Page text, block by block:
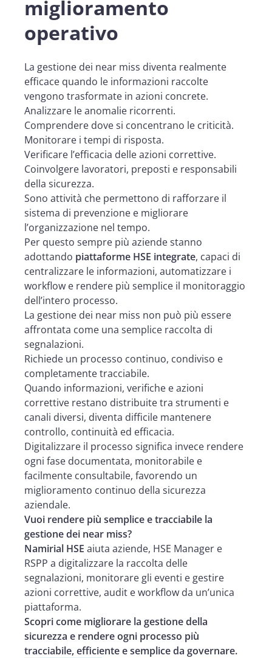
miglioramento
operativo
La gestione dei near miss diventa realmente
efficace quando le informazioni raccolte
vengono trasformate in azioni concrete.
Analizzare le anomalie ricorrenti.
Comprendere dove si concentrano le criticità.
Monitorare i tempi di risposta.
Verificare l’efficacia delle azioni correttive.
Coinvolgere lavoratori, preposti e responsabili
della sicurezza.
Sono attività che permettono di rafforzare il
sistema di prevenzione e migliorare
l’organizzazione nel tempo.
Per questo sempre più aziende stanno
adottando piattaforme HSE integrate, capaci di
centralizzare le informazioni, automatizzare i
workflow e rendere più semplice il monitoraggio
dell’intero processo.
La gestione dei near miss non può più essere
affrontata come una semplice raccolta di
segnalazioni.
Richiede un processo continuo, condiviso e
completamente tracciabile.
Quando informazioni, verifiche e azioni
correttive restano distribuite tra strumenti e
canali diversi, diventa difficile mantenere
controllo, continuità ed efficacia.
Digitalizzare il processo significa invece rendere
ogni fase documentata, monitorabile e
facilmente consultabile, favorendo un
miglioramento continuo della sicurezza
aziendale.
Vuoi rendere più semplice e tracciabile la
gestione dei near miss?
Namirial HSE aiuta aziende, HSE Manager e
RSPP a digitalizzare la raccolta delle
segnalazioni, monitorare gli eventi e gestire
azioni correttive, audit e workflow da un’unica
piattaforma.
Scopri come migliorare la gestione della
sicurezza e rendere ogni processo più
tracciabile, efficiente e semplice da governare.